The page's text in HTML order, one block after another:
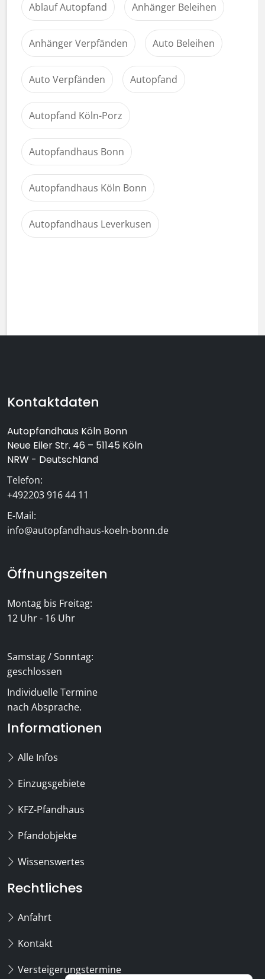
Ablauf Autopfand Anhänger Beleihen
Anhänger Verpfänden Auto Beleihen
Auto Verpfänden Autopfand
Autopfand Köln-Porz
Autopfandhaus Bonn
Autopfandhaus Köln Bonn
Autopfandhaus Leverkusen
Kontaktdaten
Autopfandhaus Köln Bonn
Neue Eiler Str. 46 – 51145 Köln
NRW - Deutschland
Telefon:
+492203 916 44 11
E-Mail:
info@autopfandhaus-koeln-bonn.de
Öffnungszeiten
Montag bis Freitag:
12 Uhr - 16 Uhr
Samstag / Sonntag:
geschlossen
Individuelle Termine
nach Absprache.
Informationen
Alle Infos
Einzugsgebiete
KFZ-Pfandhaus
Pfandobjekte
Wissenswertes
Rechtliches
Anfahrt
Kontakt
Versteigerungstermine